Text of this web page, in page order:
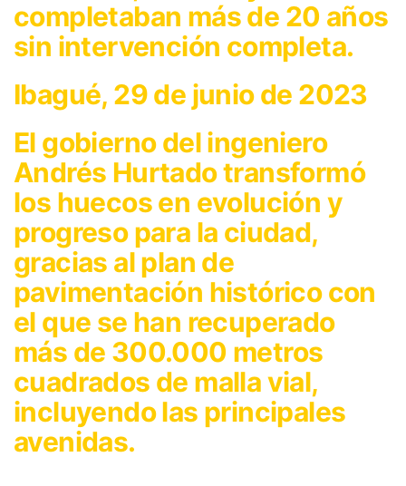
completaban más de 20 años
sin intervención completa.
Ibagué, 29 de junio de 2023
El gobierno del ingeniero
Andrés Hurtado transformó
los huecos en evolución y
progreso para la ciudad,
gracias al plan de
pavimentación histórico con
el que se han recuperado
más de 300.000 metros
cuadrados de malla vial,
incluyendo las principales
avenidas.